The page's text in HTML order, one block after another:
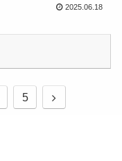
2025.06.18
5